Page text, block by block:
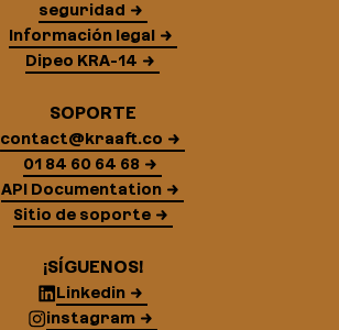
seguridad
Información legal
Dipeo KRA-14
SOPORTE
contact@kraaft.co
01 84 60 64 68
API Documentation
Sitio de soporte
¡SÍGUENOS!
Linkedin
instagram